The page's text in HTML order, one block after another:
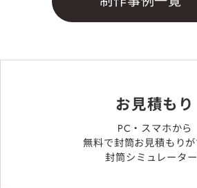
お見積もり
PC・スマホから
無料で封筒お見積もり
封筒シミュレーター